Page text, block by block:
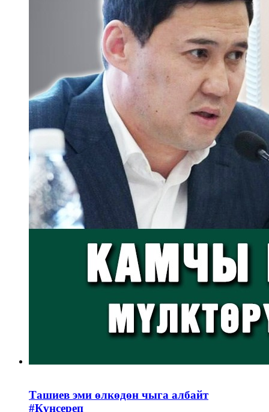
Ташиев эми өлкөдөн чыга албайт
#Күнсереп